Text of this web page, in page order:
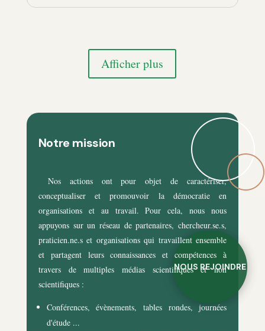
NOUS REJOINDRE
Afficher plus
Notre mission
Nos actions ont pour objet de caractériser,
conceptualiser et promouvoir la démocratie en
organisations et au travail. Pour cela, nous nous
appuyons sur un réseau de partenaires, chercheur.se.s,
praticien.ne.s et organisations qui travaillent ensemble
et partagent leurs connaissances et compétences à
travers de multiples médias scientifiques et non
scientifiques :
Conférences, évènements, tables rondes, journées
d'étude ...